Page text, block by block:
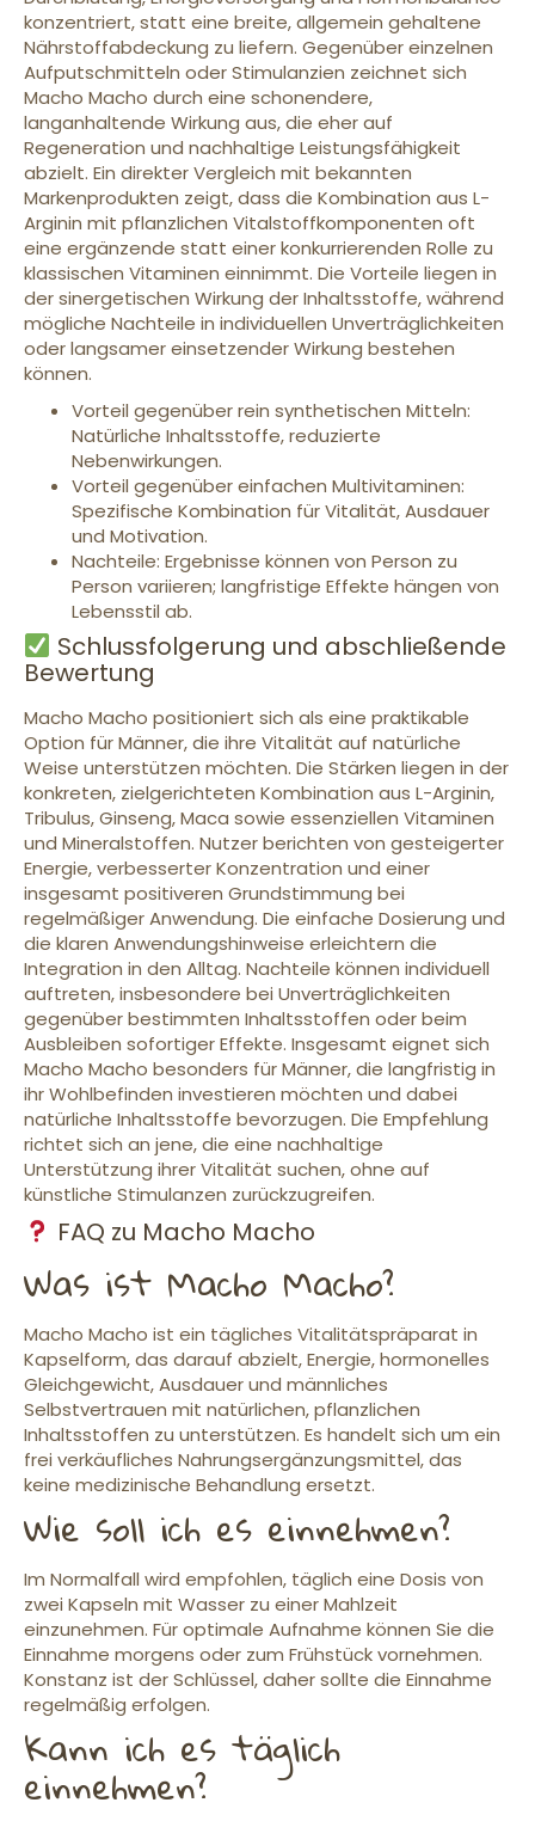
konzentriert, statt eine breite, allgemein gehaltene
Nährstoffabdeckung zu liefern. Gegenüber einzelnen
Aufputschmitteln oder Stimulanzien zeichnet sich
Macho Macho durch eine schonendere,
langanhaltende Wirkung aus, die eher auf
Regeneration und nachhaltige Leistungsfähigkeit
abzielt. Ein direkter Vergleich mit bekannten
Markenprodukten zeigt, dass die Kombination aus L-
Arginin mit pflanzlichen Vitalstoffkomponenten oft
eine ergänzende statt einer konkurrierenden Rolle zu
klassischen Vitaminen einnimmt. Die Vorteile liegen in
der sinergetischen Wirkung der Inhaltsstoffe, während
mögliche Nachteile in individuellen Unverträglichkeiten
oder langsamer einsetzender Wirkung bestehen
können.
Vorteil gegenüber rein synthetischen Mitteln:
Natürliche Inhaltsstoffe, reduzierte
Nebenwirkungen.
Vorteil gegenüber einfachen Multivitaminen:
Spezifische Kombination für Vitalität, Ausdauer
und Motivation.
Nachteile: Ergebnisse können von Person zu
Person variieren; langfristige Effekte hängen von
Lebensstil ab.
Schlussfolgerung und abschließende
Bewertung
Macho Macho positioniert sich als eine praktikable
Option für Männer, die ihre Vitalität auf natürliche
Weise unterstützen möchten. Die Stärken liegen in der
konkreten, zielgerichteten Kombination aus L-Arginin,
Tribulus, Ginseng, Maca sowie essenziellen Vitaminen
und Mineralstoffen. Nutzer berichten von gesteigerter
Energie, verbesserter Konzentration und einer
insgesamt positiveren Grundstimmung bei
regelmäßiger Anwendung. Die einfache Dosierung und
die klaren Anwendungshinweise erleichtern die
Integration in den Alltag. Nachteile können individuell
auftreten, insbesondere bei Unverträglichkeiten
gegenüber bestimmten Inhaltsstoffen oder beim
Ausbleiben sofortiger Effekte. Insgesamt eignet sich
Macho Macho besonders für Männer, die langfristig in
ihr Wohlbefinden investieren möchten und dabei
natürliche Inhaltsstoffe bevorzugen. Die Empfehlung
richtet sich an jene, die eine nachhaltige
Unterstützung ihrer Vitalität suchen, ohne auf
künstliche Stimulanzen zurückzugreifen.
FAQ zu Macho Macho
Was ist Macho Macho?
Macho Macho ist ein tägliches Vitalitätspräparat in
Kapselform, das darauf abzielt, Energie, hormonelles
Gleichgewicht, Ausdauer und männliches
Selbstvertrauen mit natürlichen, pflanzlichen
Inhaltsstoffen zu unterstützen. Es handelt sich um ein
frei verkäufliches Nahrungsergänzungsmittel, das
keine medizinische Behandlung ersetzt.
Wie soll ich es einnehmen?
Im Normalfall wird empfohlen, täglich eine Dosis von
zwei Kapseln mit Wasser zu einer Mahlzeit
einzunehmen. Für optimale Aufnahme können Sie die
Einnahme morgens oder zum Frühstück vornehmen.
Konstanz ist der Schlüssel, daher sollte die Einnahme
regelmäßig erfolgen.
Kann ich es täglich
einnehmen?